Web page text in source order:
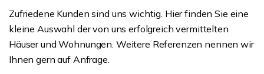
Zufriedene Kunden sind uns wichtig. Hier finden Sie eine
kleine Auswahl der von uns erfolgreich vermittelten
Häuser und Wohnungen. Weitere Referenzen nennen wir
Ihnen gern auf Anfrage.